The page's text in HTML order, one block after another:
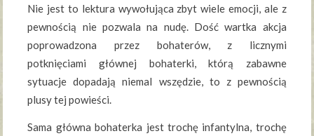
Nie jest to lektura wywołująca zbyt wiele emocji, ale z
pewnością nie pozwala na nudę. Dość wartka akcja
poprowadzona przez bohaterów, z licznymi
potknięciami głównej bohaterki, którą zabawne
sytuacje dopadają niemal wszędzie, to z pewnością
plusy tej powieści.
Sama główna bohaterka jest trochę infantylna, trochę